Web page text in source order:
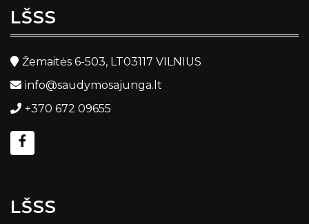
LŠSS
Žemaitės 6-503, LT03117 VILNIUS
info@saudymosajunga.lt
+370 672 09655
LŠSS